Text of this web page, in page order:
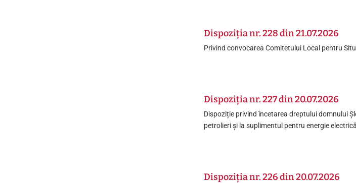
Dispoziția nr. 228 din 21.07.2026
Privind convocarea Comitetului Local pentru
Dispoziția nr. 227 din 20.07.2026
Dispoziție privind încetarea dreptului domnului
petrolieri și la suplimentul pentru energie electrică
Dispoziția nr. 226 din 20.07.2026